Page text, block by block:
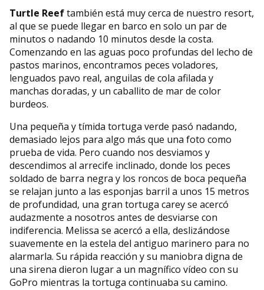
Turtle Reeftambién está muy cerca de nuestro resort,
al que se puede llegar en barco en solo un par de
minutos o nadando 10 minutos desde la costa.
Comenzando en las aguas poco profundas del lecho de
pastos marinos, encontramos peces voladores,
lenguados pavo real, anguilas de cola afilada y
manchas doradas, y un caballito de mar de color
burdeos.
Una pequeña y tímida tortuga verde pasó nadando,
demasiado lejos para algo más que una foto como
prueba de vida. Pero cuando nos desviamos y
descendimos al arrecife inclinado, donde los peces
soldado de barra negra y los roncos de boca pequeña
se relajan junto a las esponjas barril a unos 15 metros
de profundidad, una gran tortuga carey se acercó
audazmente a nosotros antes de desviarse con
indiferencia. Melissa se acercó a ella, deslizándose
suavemente en la estela del antiguo marinero para no
alarmarla. Su rápida reacción y su maniobra digna de
una sirena dieron lugar a un magnífico vídeo con su
GoPro mientras la tortuga continuaba su camino.